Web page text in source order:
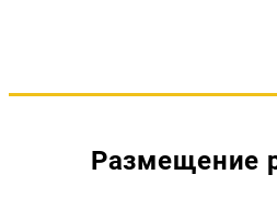
Размещение